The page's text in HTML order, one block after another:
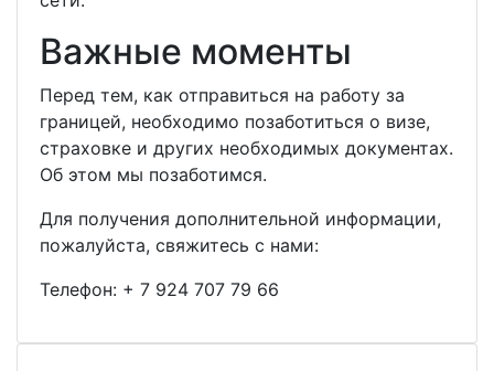
Важные моменты
Перед тем, как отправиться на работу за
границей, необходимо позаботиться о визе,
страховке и других необходимых документах.
Об этом мы позаботимся.
Для получения дополнительной информации,
пожалуйста, свяжитесь с нами:
Телефон: + 7 924 707 79 66